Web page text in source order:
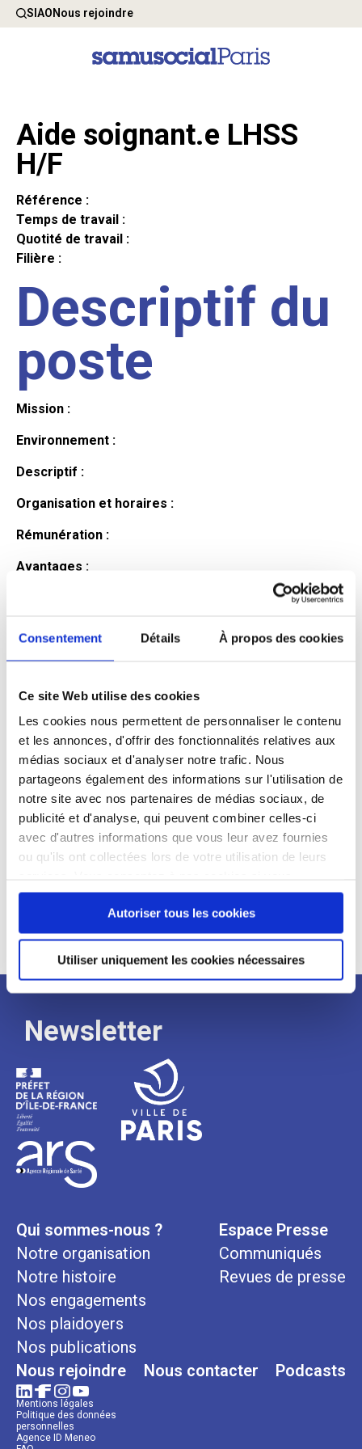
Consentement Détails À propos des cookies
Ce site Web utilise des cookies
Les cookies nous permettent de personnaliser le contenu
et les annonces, d'offrir des fonctionnalités relatives aux
médias sociaux et d'analyser notre trafic. Nous
partageons également des informations sur l'utilisation de
notre site avec nos partenaires de médias sociaux, de
publicité et d'analyse, qui peuvent combiner celles-ci
avec d'autres informations que vous leur avez fournies
ou qu'ils ont collectées lors de votre utilisation de leurs
continuez à utiliser notre site Web.
Autoriser tous les cookies
Utiliser uniquement les cookies nécessaires
SIAONous rejoindre
Aide soignant.e LHSS
H/F
Référence :
Temps de travail :
Quotité de travail :
Filière :
Descriptif du
poste
Mission :
Environnement :
Descriptif :
Organisation et horaires :
Rémunération :
Avantages :
Profil du
candidat
Qualifications et diplômes :
Profil recherché :
Expérience :
Processus
de
recrutement
Newsletter
Qui sommes-nous ?
Notre organisation
Notre histoire
Nos engagements
Nos plaidoyers
Nos publications
Espace Presse
Communiqués
Revues de presse
Nous rejoindre Nous contacter Podcasts
Mentions légales
Politique des données
personnelles
Agence ID Meneo